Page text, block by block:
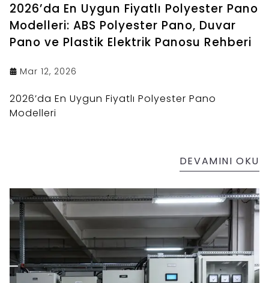
2026’da En Uygun Fiyatlı Polyester Pano
Modelleri: ABS Polyester Pano, Duvar
Pano ve Plastik Elektrik Panosu Rehberi
Mar 12, 2026
2026’da En Uygun Fiyatlı Polyester Pano
Modelleri
DEVAMINI OKU